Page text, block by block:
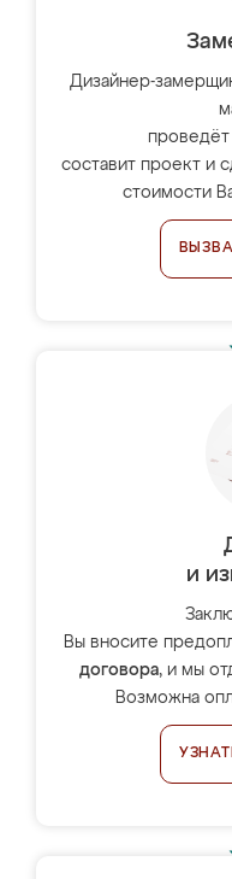
Дизайнер-
составит проект и
стоимости
и
Вы вносите
договора, и мы
Возможна